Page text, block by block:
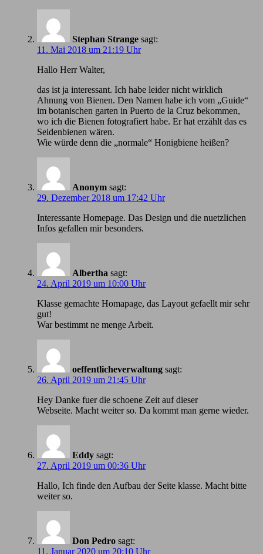
Stephan Strange sagt:
11. Mai 2018 um 21:19 Uhr
Hallo Herr Walter,
das ist ja interessant. Ich habe leider nicht wirklich
Ahnung von Bienen. Den Namen habe ich vom „Guide“
im botanischen garten in Puerto de la Cruz bekommen,
wo ich die Bienen fotografiert habe. Er hat erzählt das es
Seidenbienen wären.
Wie würde denn die „normale“ Honigbiene heißen?
Anonym sagt:
29. Dezember 2018 um 17:42 Uhr
Іnteressante Homepage. Das Design und die nuetzlichen
Infos gefallen mir besonders.
Albertha sagt:
24. April 2019 um 10:00 Uhr
Klasse gemachte Homapage, das Layout gefaellt mir sehr
gut!
War bestimmt ne menge Arbeit.
oeffentlicheverwaltung sagt:
26. April 2019 um 21:45 Uhr
Hey Danke fuer die schoene Zeit auf dieser
Webseite. Macht weiter so. Da kommt man gerne wieder.
Eddy sagt:
27. April 2019 um 00:36 Uhr
Hallo, Ich finde den Aufbau der Seite klasse. Macht bitte
weiter so.
Don Pedro sagt:
11. Januar 2020 um 20:10 Uhr